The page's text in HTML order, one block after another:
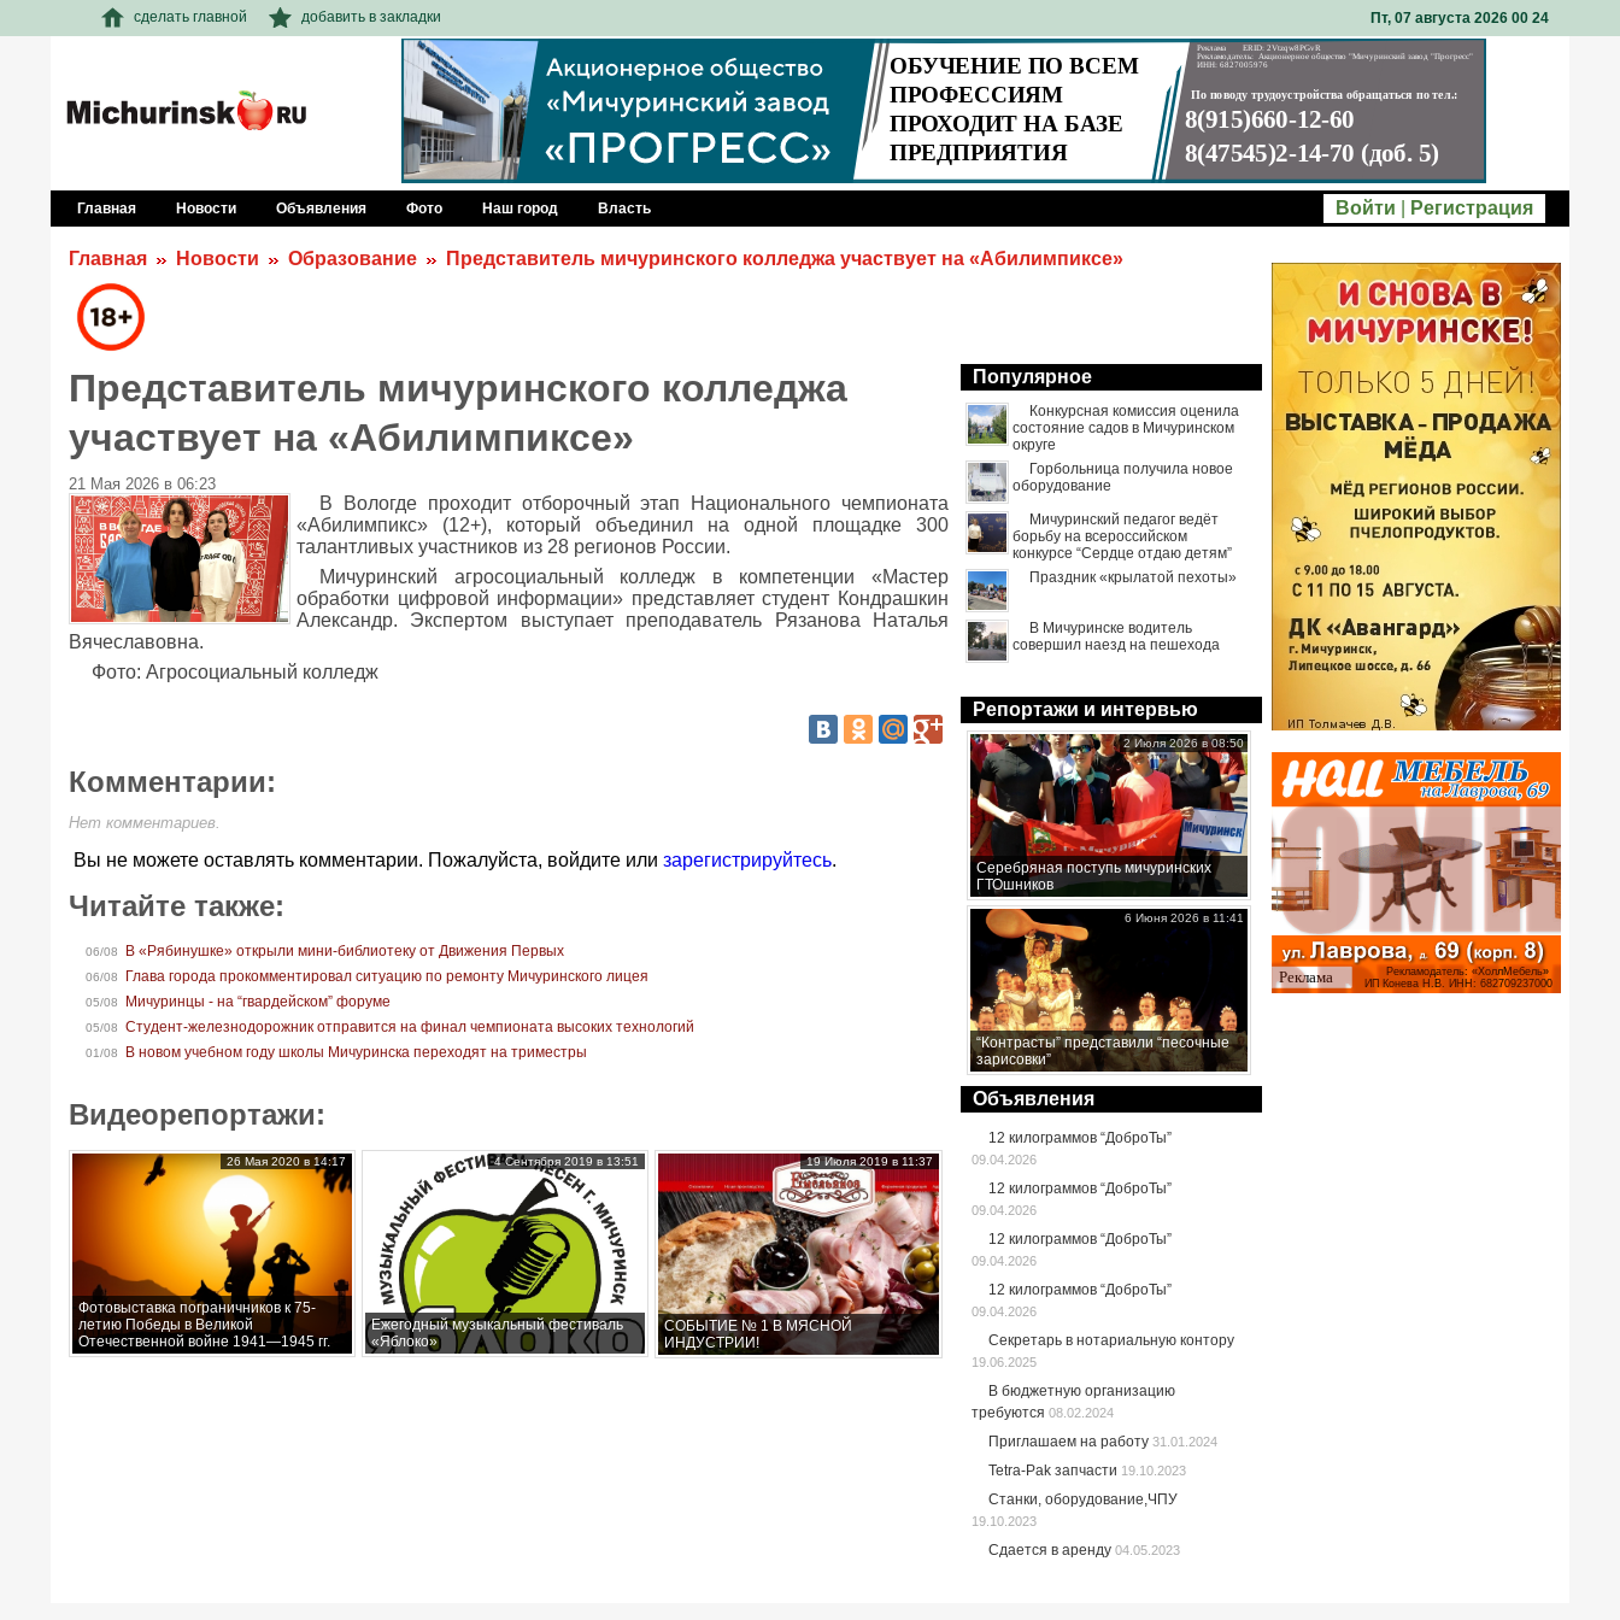
сделать главной добавить в закладки Пт, 07 августа 2026 00: 24
Главная Новости Объявления Фото Наш город Власть Войти Регистрация
Главная Новости Образование Представитель мичуринского колледжа участвует на «Абилимпиксе»
Представитель мичуринского колледжа
участвует на «Абилимпиксе»
21 Мая 2026 в 06:23
В Вологде проходит отборочный этап Национального чемпионата
«Абилимпикс» (12+), который объединил на одной площадке 300
талантливых участников из 28 регионов России.
Мичуринский агросоциальный колледж в компетенции «Мастер
обработки цифровой информации» представляет студент Кондрашкин
Александр. Экспертом выступает преподаватель Рязанова Наталья
Вячеславовна.
Фото: Агросоциальный колледж
Комментарии:
Нет комментариев.
Вы не можете оставлять комментарии. Пожалуйста, войдите или зарегистрируйтесь.
Читайте также:
06/08 В «Рябинушке» открыли мини-библиотеку от Движения Первых
06/08 Глава города прокомментировал ситуацию по ремонту Мичуринского лицея
05/08 Мичуринцы - на “гвардейском” форуме
05/08 Студент-железнодорожник отправится на финал чемпионата высоких технологий
01/08 В новом учебном году школы Мичуринска переходят на триместры
Видеорепортажи:
Фотовыставка пограничников к 75-
летию Победы в Великой
Отечественной войне 1941—1945 гг.
26 Мая 2020 в 14:17
Ежегодный музыкальный фестиваль
«Яблоко»
4 Сентября 2019 в 13:51
СОБЫТИЕ № 1 В МЯСНОЙ
ИНДУСТРИИ!
19 Июля 2019 в 11:37
Популярное
Конкурсная комиссия оценила
состояние садов в Мичуринском
округе
Горбольница получила новое
оборудование
Мичуринский педагог ведёт
борьбу на всероссийском
конкурсе “Сердце отдаю детям”
Праздник «крылатой пехоты»
В Мичуринске водитель
совершил наезд на пешехода
Репортажи и интервью
Серебряная поступь мичуринских
ГТОшников
2 Июля 2026 в 08:50
“Контрасты” представили “песочные
зарисовки”
6 Июня 2026 в 11:41
Объявления
12 килограммов “ДоброТы”
09.04.2026
12 килограммов “ДоброТы”
09.04.2026
12 килограммов “ДоброТы”
09.04.2026
12 килограммов “ДоброТы”
09.04.2026
Секретарь в нотариальную контору
19.06.2025
В бюджетную организацию
требуются 08.02.2024
Приглашаем на работу 31.01.2024
Tetra-Pak запчасти 19.10.2023
Станки, оборудование,ЧПУ
19.10.2023
Сдается в аренду 04.05.2023